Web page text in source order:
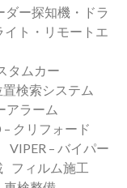
ダー探知機・ドラ
ト・リモートエ
タムカー
置検索システム
アラーム
– クリフォード
VIPER – バイパー
フィルム施工